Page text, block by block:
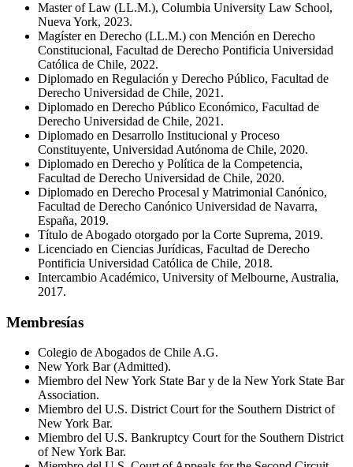
Master of Law (LL.M.), Columbia University Law School,
Nueva York, 2023.
Magíster en Derecho (LL.M.) con Mención en Derecho
Constitucional, Facultad de Derecho Pontificia Universidad
Católica de Chile, 2022.
Diplomado en Regulación y Derecho Público, Facultad de
Derecho Universidad de Chile, 2021.
Diplomado en Derecho Público Económico, Facultad de
Derecho Universidad de Chile, 2021.
Diplomado en Desarrollo Institucional y Proceso
Constituyente, Universidad Autónoma de Chile, 2020.
Diplomado en Derecho y Política de la Competencia,
Facultad de Derecho Universidad de Chile, 2020.
Diplomado en Derecho Procesal y Matrimonial Canónico,
Facultad de Derecho Canónico Universidad de Navarra,
España, 2019.
Título de Abogado otorgado por la Corte Suprema, 2019.
Licenciado en Ciencias Jurídicas, Facultad de Derecho
Pontificia Universidad Católica de Chile, 2018.
Intercambio Académico, University of Melbourne, Australia,
2017.
Membresías
Colegio de Abogados de Chile A.G.
New York Bar (Admitted).
Miembro del New York State Bar y de la New York State Bar
Association.
Miembro del U.S. District Court for the Southern District of
New York Bar.
Miembro del U.S. Bankruptcy Court for the Southern District
of New York Bar.